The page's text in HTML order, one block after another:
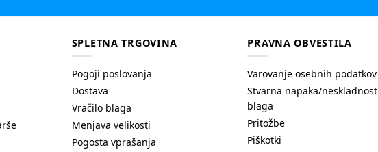
SPLETNA TRGOVINA
Pogoji poslovanja
Dostava
Vračilo blaga
Menjava velikosti
Pogosta vprašanja
PRAVNA OBVESTILA
Varovanje osebnih podatkov
Stvarna napaka/neskladnost
blaga
Pritožbe
Piškotki